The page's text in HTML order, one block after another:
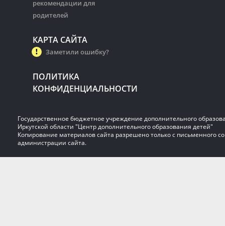
рекомендации для
родителей
КАРТА САЙТА
Заметили ошибку?
ПОЛИТИКА
КОНФИДЕНЦИАЛЬНОСТИ
Государственное бюджетное учреждение дополнительного
Иркутской области "Центр дополнительного образования детей"
Копирование материалов сайта разрешено только с письменного
администрации сайта.